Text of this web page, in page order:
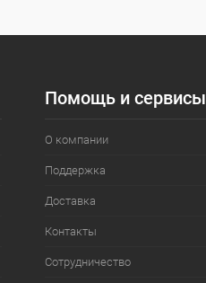
Помощь и сервисы
О компании
Поддержка
Доставка
Контакты
Сотрудничество